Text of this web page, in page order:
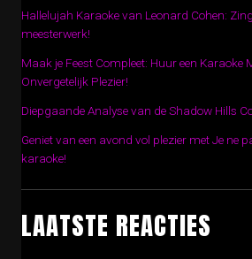
Hallelujah Karaoke van Leonard Cohen:
meesterwerk!
Maak je Feest Compleet: Huur een Karaoke
Onvergetelijk Plezier!
Diepgaande Analyse van de Shadow Hills
Geniet van een avond vol plezier met Je ne
karaoke!
LAATSTE REACTIES